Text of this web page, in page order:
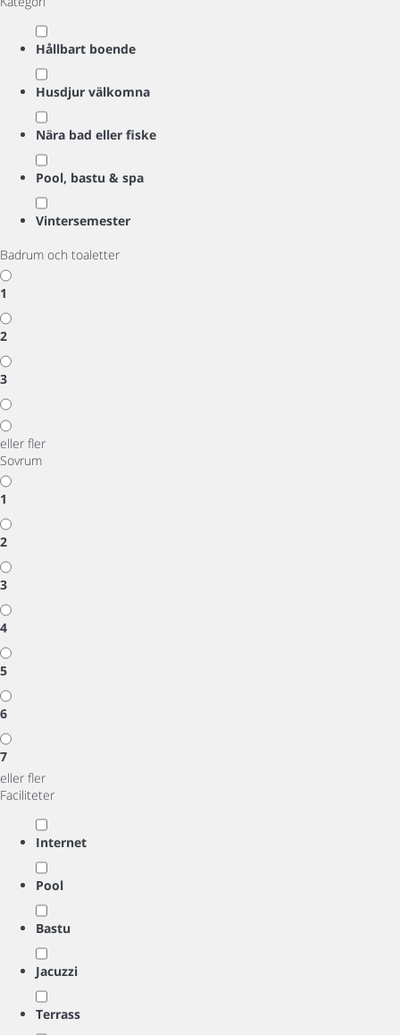
Hållbart boende
Husdjur välkomna
Nära bad eller fiske
Pool, bastu & spa
Vintersemester
Badrum och toaletter
1
2
3
eller fler
Sovrum
1
2
3
4
5
6
7
eller fler
Faciliteter
Internet
Pool
Bastu
Jacuzzi
Terrass